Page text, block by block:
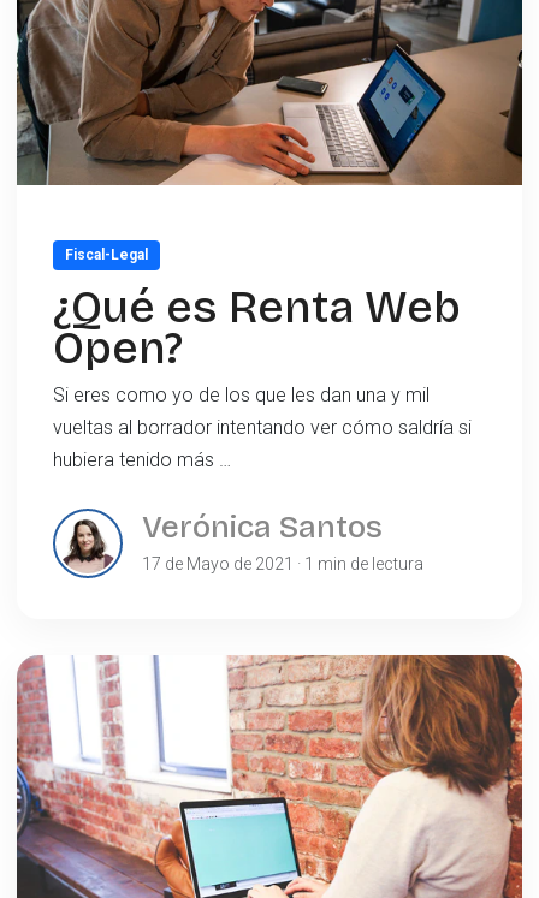
Fiscal-Legal
¿Qué es Renta Web
Open?
Si eres como yo de los que les dan una y mil
vueltas al borrador intentando ver cómo saldría si
hubiera tenido más …
Verónica Santos
17 de Mayo de 2021 · 1 min de lectura